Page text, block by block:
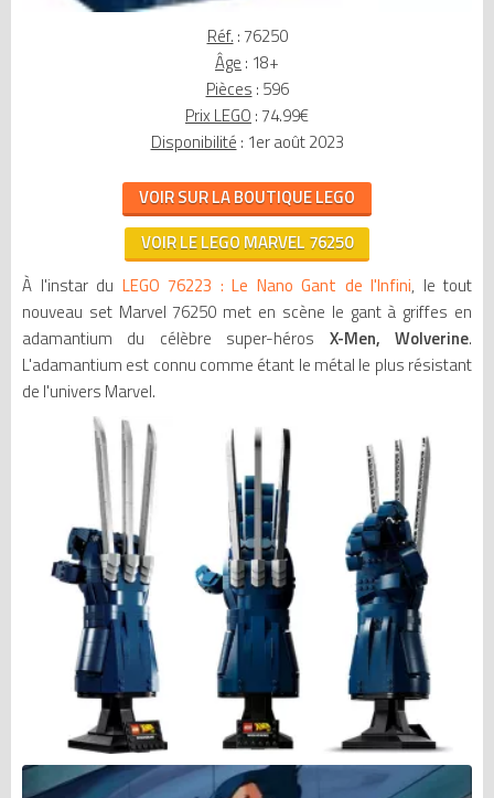
Réf. : 76250
Âge : 18+
Pièces : 596
Prix LEGO : 74.99€
Disponibilité : 1er août 2023
VOIR SUR LA BOUTIQUE LEGO
VOIR LE LEGO MARVEL 76250
À l'instar du LEGO 76223 : Le Nano Gant de l'Infini, le tout
nouveau set Marvel 76250 met en scène le gant à griffes en
adamantium du célèbre super-héros X-Men, Wolverine.
L'adamantium est connu comme étant le métal le plus résistant
de l'univers Marvel.